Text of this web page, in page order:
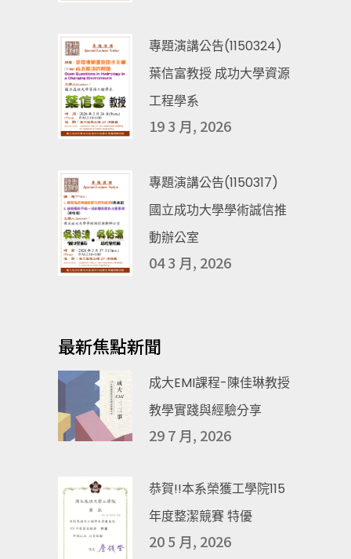
專題演講公告(1150324)
葉信富教授 成功大學資源
工程學系
19 3 月, 2026
專題演講公告(1150317)
國立成功大學學術誠信推
動辦公室
04 3 月, 2026
最新焦點新聞
成大EMI課程-陳佳琳教授
教學實踐與經驗分享
29 7 月, 2026
恭賀!!本系榮獲工學院115
年度整潔競賽 特優
20 5 月, 2026